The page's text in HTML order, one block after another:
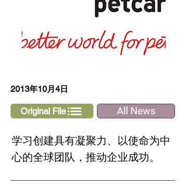
2013年10月4日
Original File All News
学习创建具有凝聚力、以使命为中
心的全球团队，推动企业成功。